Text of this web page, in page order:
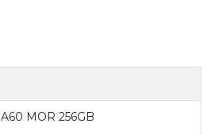
A60 MOR 256GB